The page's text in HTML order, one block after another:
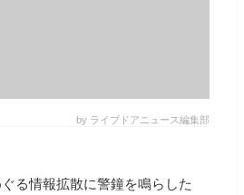
by ライブドアニュース編集部
る情報拡散に警鐘を鳴らした